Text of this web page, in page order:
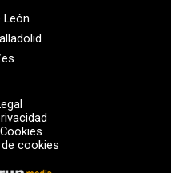
León
cookies